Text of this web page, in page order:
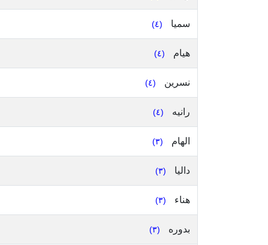
سميا (٤)
هيام (٤)
نسرين (٤)
رانيه (٤)
الهام (٣)
داليا (٣)
هناء (٣)
بدوره (٣)